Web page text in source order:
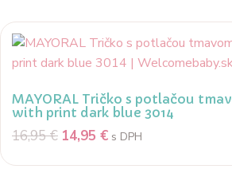
MAYORAL Tričko s potlačou
with print dark blue 3014
16,95€ 14,95 € s DPH